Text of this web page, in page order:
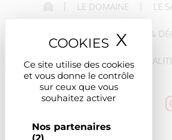
Ce site utilise des cookies
et vous donne le contrôle
sur ceux que vous
souhaitez activer
Nos partenaires
X
LE DOMAINE LE
LES VISITES &
LES RÉCEPTIONS LES